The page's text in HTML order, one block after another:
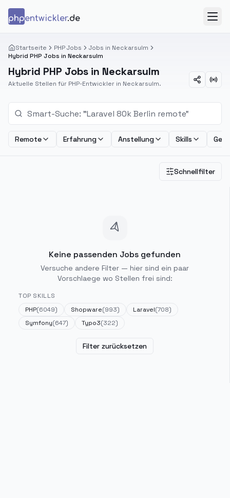
phpentwickler.de
Startseite PHP Jobs
Jobs in Neckarsulm
Hybrid PHP Jobs in Neckarsulm
Hybrid PHP Jobs in Neckarsulm
Aktuelle Stellen für PHP-Entwickler in Neckarsulm.
Remote Erfahrung Anstellung Skills
Schnellfilter
Keine passenden Jobs gefunden
Versuche andere Filter — hier sind ein paar
Vorschlaege wo Stellen frei sind:
TOP SKILLS
PHP(6049) Shopware(993) Laravel(708)
Symfony(647) Typo3(322)
Filter zurücksetzen